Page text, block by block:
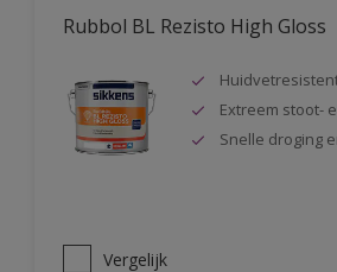
Rubbol BL Rezisto High Gloss
Extreem stoot-
Snelle droging
Vergelijk